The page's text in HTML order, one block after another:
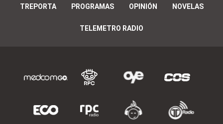
TREPORTA PROGRAMAS OPINIÓN NOVELAS
TELEMETRO RADIO